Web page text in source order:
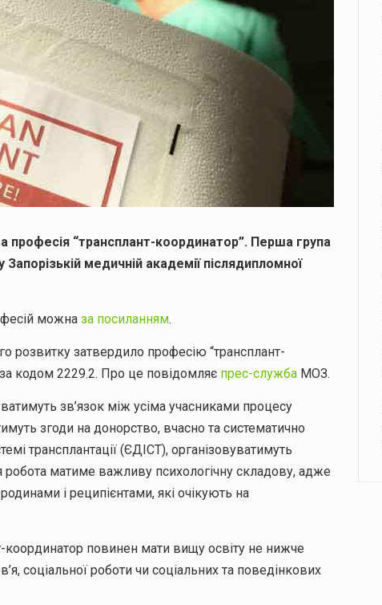
професія “трансплант-координатор”. Перша група
медичній академії післядипломної
можна за посиланням.
розвитку затвердило професію “трансплант-
кодом 2229.2. Про це повідомляє прес-служба МОЗ.
зв’язок між усіма учасниками процесу
згоди на донорство, вчасно та систематично
трансплантації (ЄДІСТ), організовуватимуть
робота матиме важливу психологічну складову, адже
і реципієнтами, які очікують на
координатор повинен мати вищу освіту не нижче
соціальної роботи чи соціальних та поведінкових